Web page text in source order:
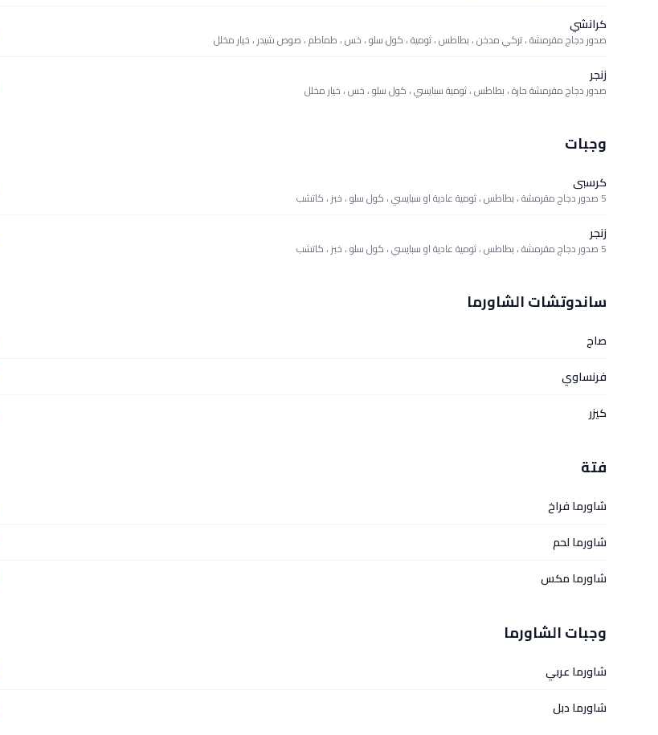
كرانشي
صدور دجاج مقرمشة ، تركي مدخن ، بطاطس ، ثومية ، كول سلو ، خس ، طماطم ، صوص شيدر ، خيار مخلل
زنجر
صدور دجاج مقرمشة حارة ، بطاطس ، ثومية سبايسي ، كول سلو ، خس ، خيار مخلل
وجبات
كرسبى
5 صدور دجاج مقرمشة ، بطاطس ، ثومية عادية او سبايسي ، كول سلو ، خبز ، كاتشب
زنجر
5 صدور دجاج مقرمشة ، بطاطس ، ثومية عادية او سبايسي ، كول سلو ، خبز ، كاتشب
ساندوتشات الشاورما
صاج
فرنساوي
كيزر
فتة
شاورما فراخ
شاورما لحم
شاورما مكس
وجبات الشاورما
شاورما عربي
شاورما دبل